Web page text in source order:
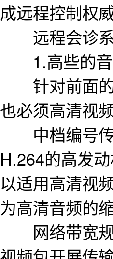
成远程控制权
远程会诊系
1.高些的音
针对前面的
也必须高清视频
中档编号传
H.264的高发
以适用高清视
为高清音频的
网络带宽规